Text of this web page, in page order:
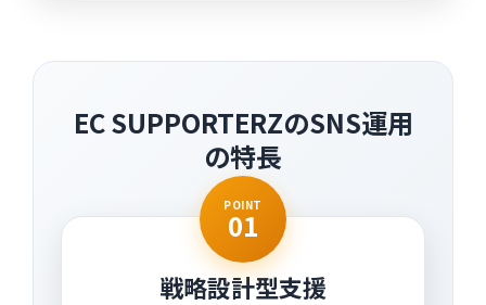
EC SUPPORTERZのSNS運用
の特長
POINT
01
戦略設計型支援